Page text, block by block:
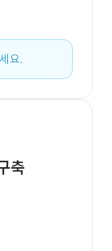
요.
축